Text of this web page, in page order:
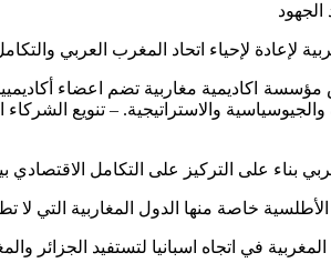
الجهود
لإعادة لإحياء اتحاد المغرب العربي
اكاديمية مغاربية تضم اعضاء
والاستراتيجية. – تنويع
على التركيز على التكامل الاقتصادي
الأطلسية خاصة منها الدول المغاربية التي
في اتجاه اسبانيا لتستفيد الجزائر